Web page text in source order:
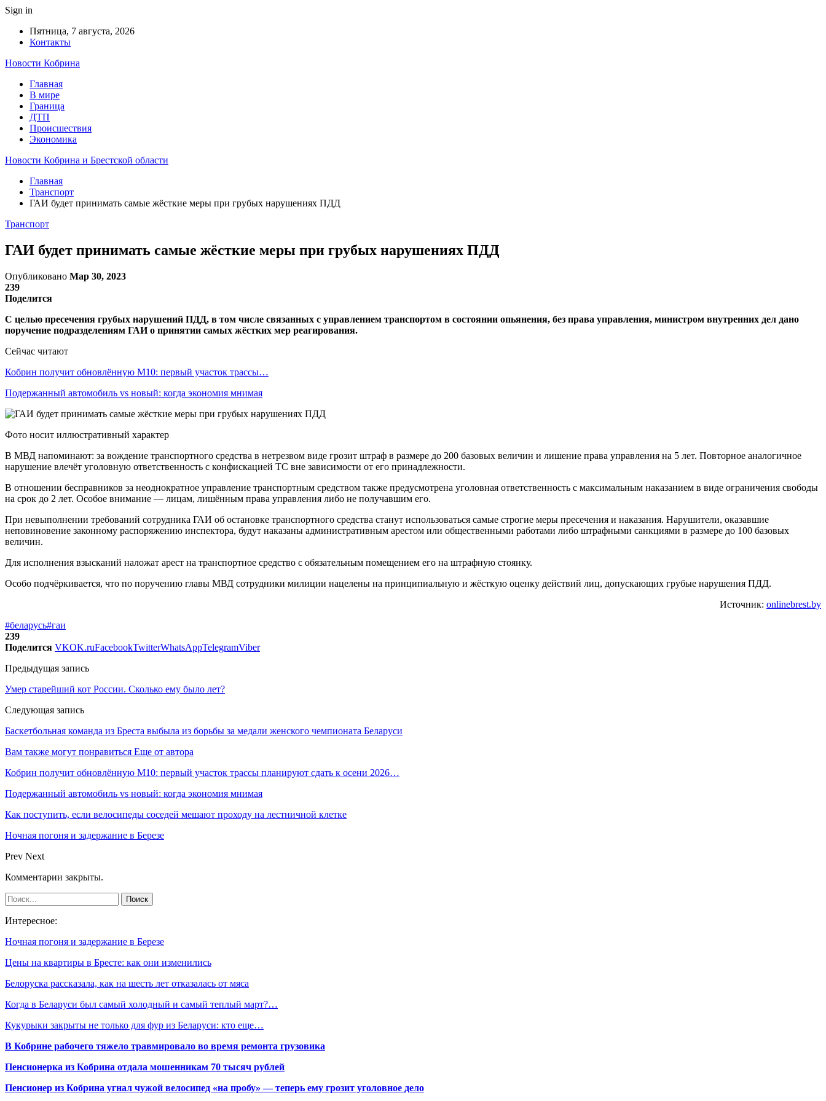
Sign in
Пятница, 7 августа, 2026
Контакты
Новости Кобрина
Главная
В мире
Граница
ДТП
Происшествия
Экономика
Новости Кобрина и Брестской области
Главная
Транспорт
ГАИ будет принимать самые жёсткие меры при грубых нарушениях ПДД
Транспорт
ГАИ будет принимать самые жёсткие меры при грубых нарушениях ПДД
Опубликовано Мар 30, 2023
239
Поделится
С целью пресечения грубых нарушений ПДД, в том числе связанных с управлением транспортом в состоянии опьянения, без права управления, министром внутренних дел дано
поручение подразделениям ГАИ о принятии самых жёстких мер реагирования.
Сейчас читают
Кобрин получит обновлённую М10: первый участок трассы…
Подержанный автомобиль vs новый: когда экономия мнимая
Фото носит иллюстративный характер
В МВД напоминают: за вождение транспортного средства в нетрезвом виде грозит штраф в размере до 200 базовых величин и лишение права управления на 5 лет. Повторное аналогичное
нарушение влечёт уголовную ответственность с конфискацией ТС вне зависимости от его принадлежности.
В отношении бесправников за неоднократное управление транспортным средством также предусмотрена уголовная ответственность с максимальным наказанием в виде ограничения свободы
на срок до 2 лет. Особое внимание — лицам, лишённым права управления либо не получавшим его.
При невыполнении требований сотрудника ГАИ об остановке транспортного средства станут использоваться самые строгие меры пресечения и наказания. Нарушители, оказавшие
неповиновение законному распоряжению инспектора, будут наказаны административным арестом или общественными работами либо штрафными санкциями в размере до 100 базовых
величин.
Для исполнения взысканий наложат арест на транспортное средство с обязательным помещением его на штрафную стоянку.
Особо подчёркивается, что по поручению главы МВД сотрудники милиции нацелены на принципиальную и жёсткую оценку действий лиц, допускающих грубые нарушения ПДД.
Источник: onlinebrest.by
#беларусь#гаи
239
Поделится VKOK.ruFacebookTwitterWhatsAppTelegramViber
Предыдущая запись
Умер старейший кот России. Сколько ему было лет?
Следующая запись
Баскетбольная команда из Бреста выбыла из борьбы за медали женского чемпионата Беларуси
Вам также могут понравиться Еще от автора
Кобрин получит обновлённую М10: первый участок трассы планируют сдать к осени 2026…
Подержанный автомобиль vs новый: когда экономия мнимая
Как поступить, если велосипеды соседей мешают проходу на лестничной клетке
Ночная погоня и задержание в Березе
Prev Next
Комментарии закрыты.
Интересное:
Ночная погоня и задержание в Березе
Цены на квартиры в Бресте: как они изменились
Белоруска рассказала, как на шесть лет отказалась от мяса
Когда в Беларуси был самый холодный и самый теплый март?…
Кукурыки закрыты не только для фур из Беларуси: кто еще…
В Кобрине рабочего тяжело травмировало во время ремонта грузовика
Пенсионерка из Кобрина отдала мошенникам 70 тысяч рублей
Пенсионер из Кобрина угнал чужой велосипед «на пробу» — теперь ему грозит уголовное дело